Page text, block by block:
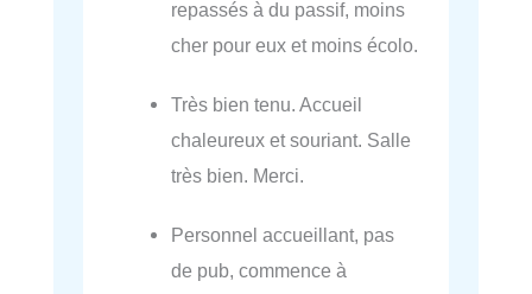
repassés à du passif, moins
cher pour eux et moins écolo.
Très bien tenu. Accueil
chaleureux et souriant. Salle
très bien. Merci.
Personnel accueillant, pas
de pub, commence à